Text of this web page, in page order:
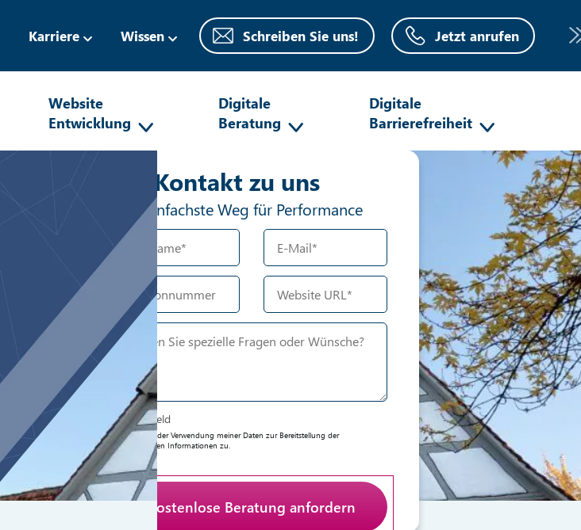
Karriere Wissen Schreiben Sie uns! Jetzt anrufen
Website
Entwicklung
Digitale
Beratung
Digitale
Barrierefreiheit
Ihr Kontakt zu uns
Der einfachste Weg für Performance
* Pflichtfeld
Ich stimme der Verwendung meiner Daten zur Bereitstellung der
angeforderten Informationen zu.
Hier klicken